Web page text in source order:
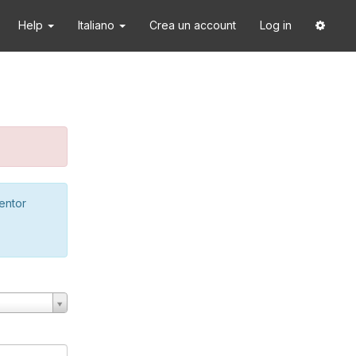
Help Italiano Crea un account Log in